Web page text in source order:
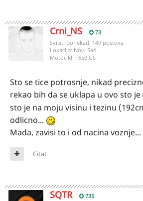
Crni_NS 73
Svrati ponekad, 149 postova
Lokacija: Novi Sad
Motocikl: F650 GS
Sto se tice potrosnje, nikad
rekao bih da se uklapa u ovo sto je
sto je na moju visinu i tezinu
odlicno...
Mada, zavisi to i od nacina voznje...
Citat
SQTR 735